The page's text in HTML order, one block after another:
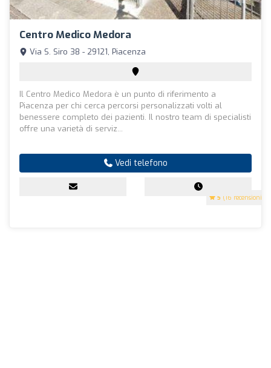
Centro Medico Medora
5 (16 recensioni)
Via S. Siro 38 - 29121, Piacenza
Il Centro Medico Medora è un punto di riferimento a
Piacenza per chi cerca percorsi personalizzati volti al
benessere completo dei pazienti. Il nostro team di specialisti
offre una varietà di serviz...
Vedi telefono